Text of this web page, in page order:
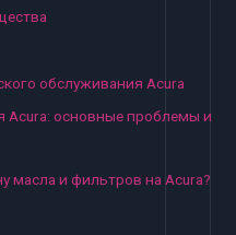
обслуживания Acura
Acura: основные проблемы и
масла и фильтров на Acura?